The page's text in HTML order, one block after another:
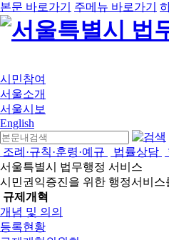
본문 바로가기 주메뉴 바로가기
시민참여
서울소개
서울시보
English
조례·규칙·훈령·예규 법률상담
서울특별시 법무행정 서비스
시민권익증진을 위한 행정서비
규제개혁
개념 및 의의
등록현황